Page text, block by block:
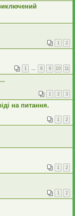
1 2
1 … 8 9 10 11
1 2 3
на питання.
1 2
1 2
1 2